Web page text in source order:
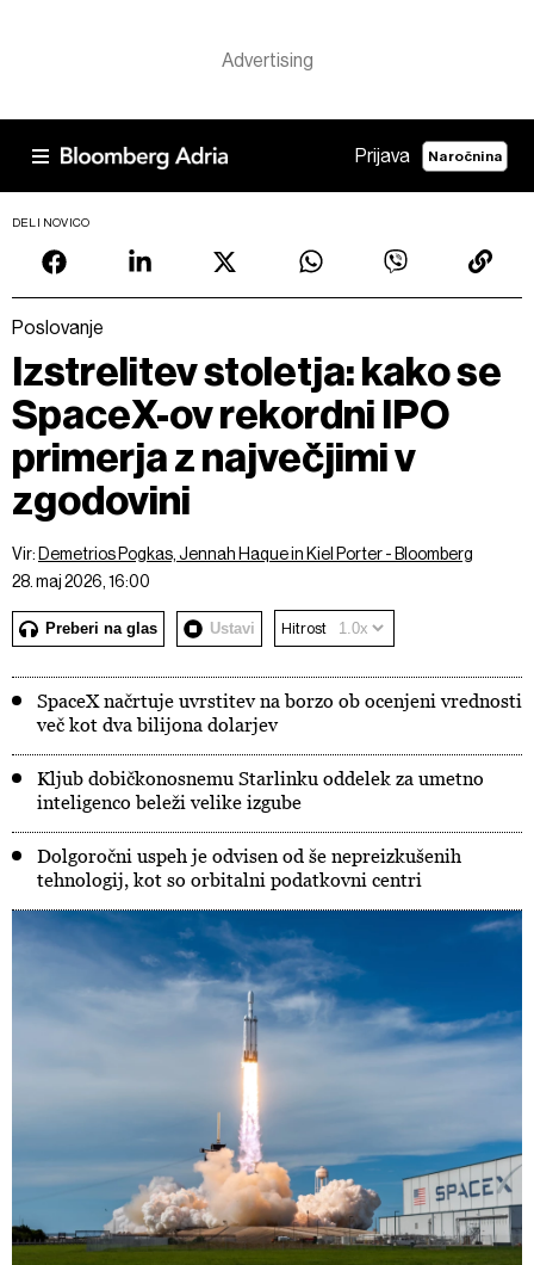
Prijava Naročnina
DELI NOVICO
Poslovanje
Izstrelitev stoletja: kako se
SpaceX-ov rekordni IPO
primerja z največjimi v
zgodovini
Vir: Demetrios Pogkas, Jennah Haque in Kiel Porter - Bloomberg
28. maj 2026, 16:00
Preberi na glas Ustavi Hitrost
SpaceX načrtuje uvrstitev na borzo ob ocenjeni vrednosti
več kot dva bilijona dolarjev
Kljub dobičkonosnemu Starlinku oddelek za umetno
inteligenco beleži velike izgube
Dolgoročni uspeh je odvisen od še nepreizkušenih
tehnologij, kot so orbitalni podatkovni centri